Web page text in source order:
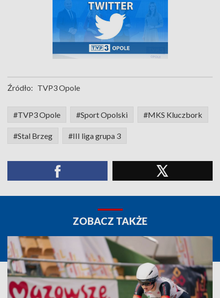
Źródło: TVP3 Opole
#TVP3 Opole #Sport Opolski #MKS Kluczbork
#Stal Brzeg #III liga grupa 3
ZOBACZ TAKŻE